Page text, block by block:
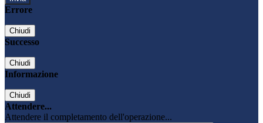
Errore
Chiudi
Successo
Chiudi
Informazione
Chiudi
Attendere...
Attendere il completamento dell'operazione...